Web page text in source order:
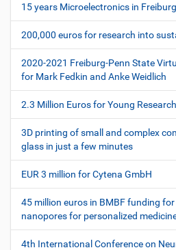
i
g
a
t
i
o
n
15 years Microelectronics in Freiburg
200,000 euros for research into
2020-2021 Freiburg-Penn State
for Mark Fedkin and Anke Weidlich
2.3 Million Euros for Young
3D printing of small and complex
glass in just a few minutes
EUR 3 million for Cytena GmbH
45 million euros in BMBF funding
nanopores for personalized
4th International Conference on